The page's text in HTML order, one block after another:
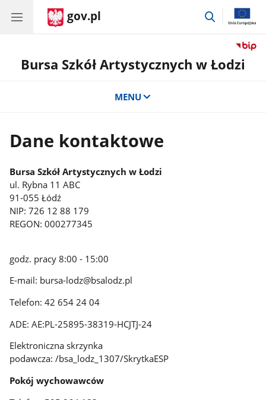
gov.pl
przejdź
Bursa Szkół Artystycznych w Łodzi
MENU
Dane kontaktowe
Bursa Szkół Artystycznych w Łodzi
ul. Rybna 11 ABC
91-055 Łódź
NIP: 726 12 88 179
REGON: 000277345
godz. pracy 8:00 - 15:00
E-mail: bursa-lodz@bsalodz.pl
Telefon: 42 654 24 04
ADE: AE:PL-25895-38319-HCJTJ-24
Elektroniczna skrzynka
podawcza: /bsa_lodz_1307/SkrytkaESP
Pokój wychowawców